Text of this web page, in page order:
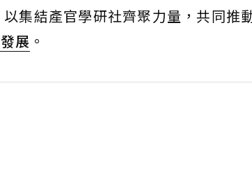
集結產官學研社齊聚力量，共同推
展 。